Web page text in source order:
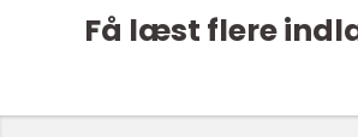
Få læst flere